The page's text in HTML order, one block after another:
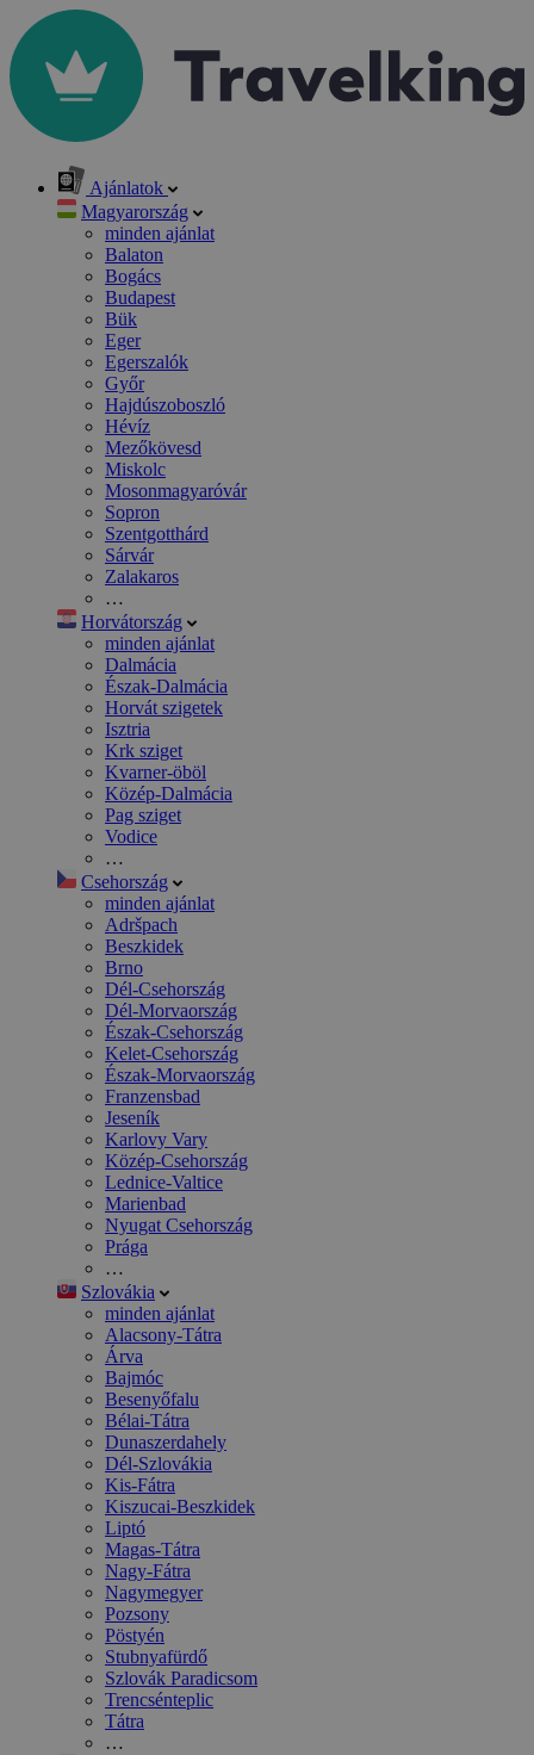
Ajánlatok
Magyarország
minden ajánlat
Balaton
Bogács
Budapest
Bük
Eger
Egerszalók
Győr
Hajdúszoboszló
Hévíz
Mezőkövesd
Miskolc
Mosonmagyaróvár
Sopron
Szentgotthárd
Sárvár
Zalakaros
…
Horvátország
minden ajánlat
Dalmácia
Észak-Dalmácia
Horvát szigetek
Isztria
Krk sziget
Kvarner-öböl
Közép-Dalmácia
Pag sziget
Vodice
…
Csehország
minden ajánlat
Adršpach
Beszkidek
Brno
Dél-Csehország
Dél-Morvaország
Észak-Csehország
Kelet-Csehország
Észak-Morvaország
Franzensbad
Jeseník
Karlovy Vary
Közép-Csehország
Lednice-Valtice
Marienbad
Nyugat Csehország
Prága
…
Szlovákia
minden ajánlat
Alacsony-Tátra
Árva
Bajmóc
Besenyőfalu
Bélai-Tátra
Dunaszerdahely
Dél-Szlovákia
Kis-Fátra
Kiszucai-Beszkidek
Liptó
Magas-Tátra
Nagy-Fátra
Nagymegyer
Pozsony
Pöstyén
Stubnyafürdő
Szlovák Paradicsom
Trencsénteplic
Tátra
…